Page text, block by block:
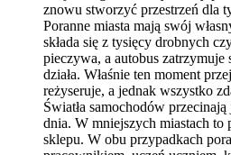
znowu stworzyć przestrzeń dla
Poranne miasta mają swój
składa się z tysięcy drobnych
pieczywa, a autobus
działa. Właśnie ten moment
reżyseruje, a jednak wszystko
Światła samochodów
dnia. W mniejszych miastach to
sklepu. W obu przypadkach